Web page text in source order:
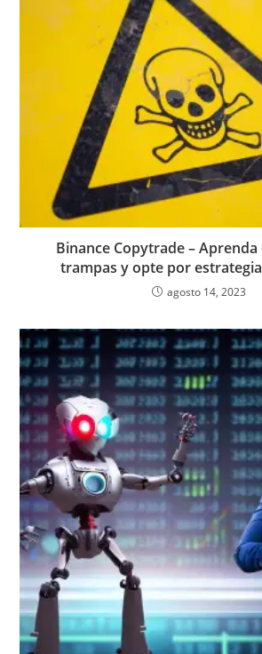
Binance Copytrade –
trampas y opte por
agosto 14, 2023